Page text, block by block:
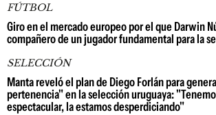
FÚTBOL
Giro en el mercado europeo por el que Darwin
compañero de un jugador fundamental para la
SELECCIÓN
Manta reveló el plan de Diego Forlán para
pertenencia" en la selección uruguaya:
espectacular, la estamos desperdiciando"